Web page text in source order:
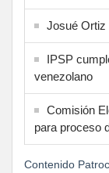
Josué Ortiz
IPSP
venezolano
Comisión
para proceso
Contenido